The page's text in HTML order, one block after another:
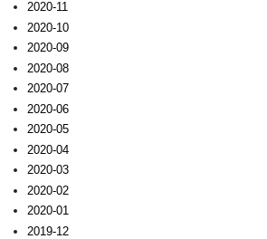
2020-11
2020-10
2020-09
2020-08
2020-07
2020-06
2020-05
2020-04
2020-03
2020-02
2020-01
2019-12